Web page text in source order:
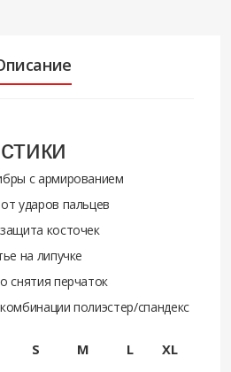
с армированием
ударов пальцев
косточек
на липучке
снятия перчаток
полиэстер/спандекс
S M L
XL